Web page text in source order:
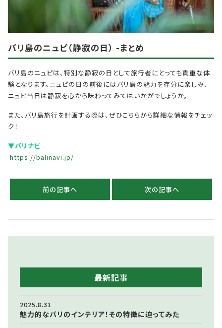
バリ島のニュピ（静寂の日） -まとめ
バリ島のニュピは、特別な静寂の日として旅行者にとっても貴重な体
験となります。ニュピの日の前後にはバリ島の魅力を存分に楽しみ、
ニュピ当日は静寂を心から味わってみてはいかがでしょうか。
また、バリ島旅行を計画する際は、ぜひこちらから詳細な情報をチェッ
ク！
▼バリナビ
https://balinavi.jp/
前の記事へ 次の記事へ
最新記事
2025.8.31
魅力的なバリのインテリア！その特徴に迫ってみた